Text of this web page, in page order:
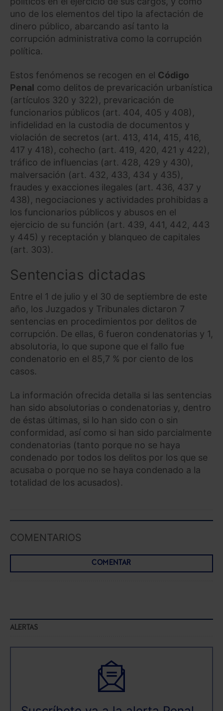
uno de los elementos del tipo la afectación de
dinero público, abarcando así tanto la
corrupción administrativa como la corrupción
política.
Estos fenómenos se recogen en el Código
Penal como delitos de prevaricación urbanística
(artículos 320 y 322), prevaricación de
funcionarios públicos (art. 404, 405 y 408),
infidelidad en la custodia de documentos y
violación de secretos (art. 413, 414, 415, 416,
417 y 418), cohecho (art. 419, 420, 421 y 422),
tráfico de influencias (art. 428, 429 y 430),
malversación (art. 432, 433, 434 y 435),
fraudes y exacciones ilegales (art. 436, 437 y
438), negociaciones y actividades prohibidas a
los funcionarios públicos y abusos en el
ejercicio de su función (art. 439, 441, 442, 443
y 445) y receptación y blanqueo de capitales
(art. 303).
Sentencias dictadas
Entre el 1 de julio y el 30 de septiembre de este
año, los Juzgados y Tribunales dictaron 7
sentencias en procedimientos por delitos de
corrupción. De ellas, 6 fueron condenatorias y 1,
absolutoria, lo que supone que el fallo fue
condenatorio en el 85,7 % por ciento de los
casos.
La información ofrecida detalla si las sentencias
han sido absolutorias o condenatorias y, dentro
de éstas últimas, si lo han sido con o sin
conformidad, así como si han sido parcialmente
condenatorias (tanto porque no se haya
condenado por todos los delitos por los que se
acusaba o porque no se haya condenado a la
totalidad de los acusados).
COMENTARIOS
COMENTAR
ALERTAS